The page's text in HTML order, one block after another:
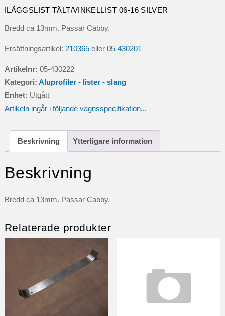
ILÄGGSLIST TÄLT/VINKELLIST 06-16 SILVER
Bredd ca 13mm. Passar Cabby.
Ersättningsartikel: 210365eller 05-430201
Artikelnr: 05-430222
Kategori: Aluprofiler - lister - slang
Enhet: Utgått
Artikeln ingår i följande vagnsspecifikation...
Beskrivning Ytterligare information
Beskrivning
Bredd ca 13mm. Passar Cabby.
Relaterade produkter